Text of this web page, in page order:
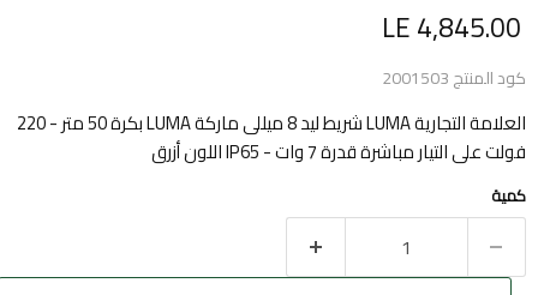
السعر الحالي
LE 4,845.00
كود المنتج2001503
العلامة التجارية LUMA شريط ليد 8 ميللى ماركة LUMA بكرة 50 متر - 220
فولت على التيار مباشرة قدرة 7 وات - IP65 اللون أزرق
كمية